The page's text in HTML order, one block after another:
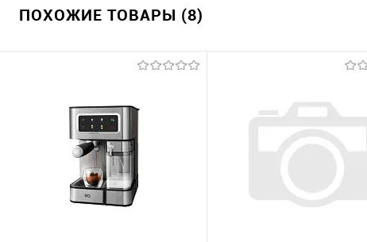
ПОХОЖИЕ ТОВАРЫ (8)